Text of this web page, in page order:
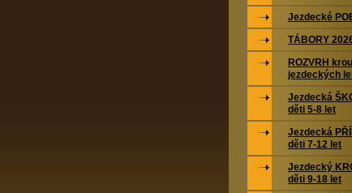
Jezdecké
TÁBORY
ROZVRH
jezdeckých
Jezdecká
děti 5-8 let
Jezdecká
děti 7-12 let
Jezdecký
děti 9-18 let